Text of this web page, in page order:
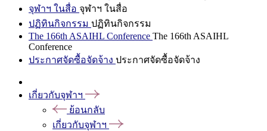
จุฬาฯ ในสื่อ จุฬาฯ ในสื่อ
ปฏิทินกิจกรรม ปฏิทินกิจกรรม
The 166th ASAIHL Conference The 166th ASAIHL
Conference
ประกาศจัดซื้อจัดจ้าง ประกาศจัดซื้อจัดจ้าง
เกี่ยวกับจุฬาฯ
ย้อนกลับ
เกี่ยวกับจุฬาฯ